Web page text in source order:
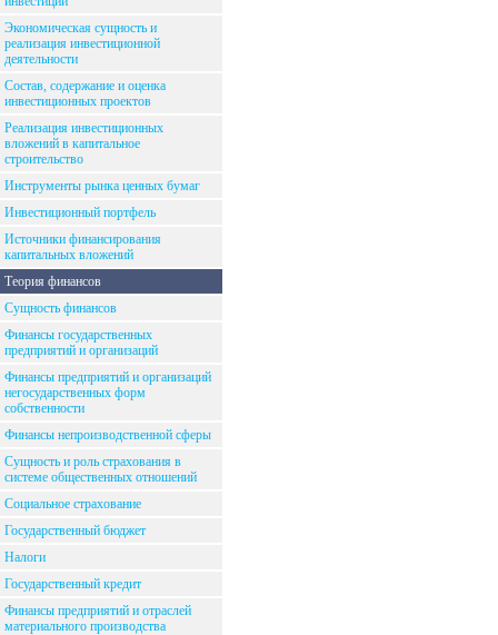
Экономическая сущность и
реализация инвестиционной
деятельности
Состав, содержание и оценка
инвестиционных проектов
Реализация инвестиционных
вложений в капитальное
строительство
Инструменты рынка ценных бумаг
Инвестиционный портфель
Источники финансирования
капитальных вложений
Теория финансов
Сущность финансов
Финансы государственных
предприятий и организаций
Финансы предприятий и организаций
негосударственных форм
собственности
Финансы непроизводственной сферы
Сущность и роль страхования в
системе общественных отношений
Социальное страхование
Государственный бюджет
Налоги
Государственный кредит
Финансы предприятий и отраслей
материального производства